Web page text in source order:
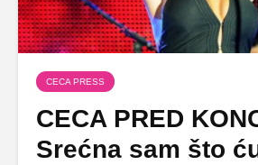
CECA PRESS
CECA PRED
Srećna sam što